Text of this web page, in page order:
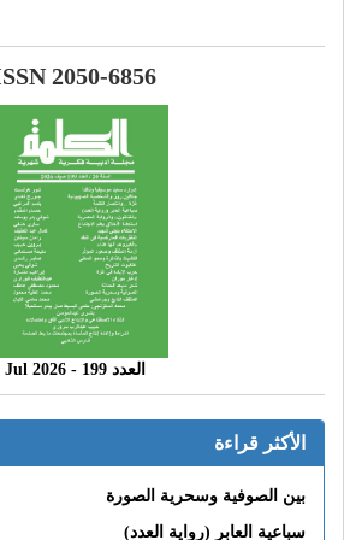
2050-6856
العدد 199 - 2026 Jul
الأكثر قراءة
بين الصوفية وسحرية الصورة
سباعية العابر (رواية العدد)